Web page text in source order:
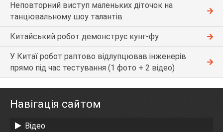
Неповторний виступ маленьких діточок на
танцювальному шоу талантів
Китайський робот демонструє кунг-фу
У Китаї робот раптово відлупцював інженерів
прямо під час тестування (1 фото + 2 відео)
Навігація сайтом
Відео